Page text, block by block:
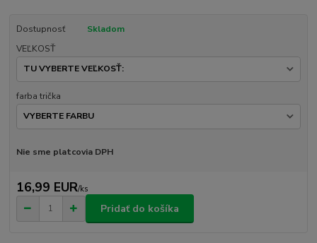
Dostupnosť
Skladom
VEĽKOSŤ
farba trička
Nie sme platcovia DPH
16,99 EUR/ks
Pridať do košíka